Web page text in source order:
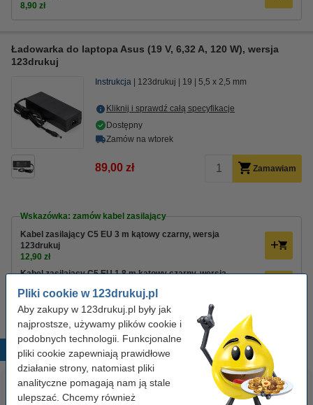
Pliki cookie w 123drukuj.pl
Aby zakupy w 123drukuj.pl były jak
najprostsze, używamy plików cookie i
podobnych technologii. Funkcjonalne
pliki cookie zapewniają prawidłowe
działanie strony, natomiast pliki
analityczne pomagają nam ją stale
ulepszać. Chcemy również
8,90 zł
Ładowarka do laptopa Asus (19 V, 6,32 A, 120 W), wersja
123drukuj
Instrukcja 123drukuj 19 5,5 x 2,5 mm
Kliknij i sprawdź całą specyfikacje
Dostępny
Zamów na wtorek
89,00 zł Zamawiam
Wskazówka: zamów kabel zasilający
Kabel zasilający C5 EU 3 m kątowy czarny, wersja
123drukuj
12,90 zł
Kabel zasilający C5 EU 1,8 m kątowy czarny, wersja
8,90 zł
Popularne produkty